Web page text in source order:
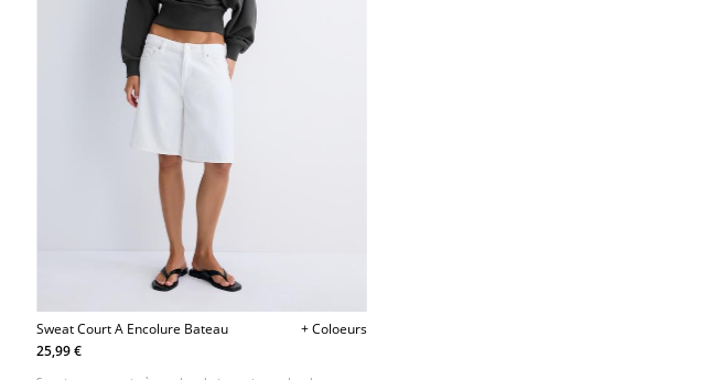
Sweat Court A Encolure Bateau
+ Coloeurs
25,99 €